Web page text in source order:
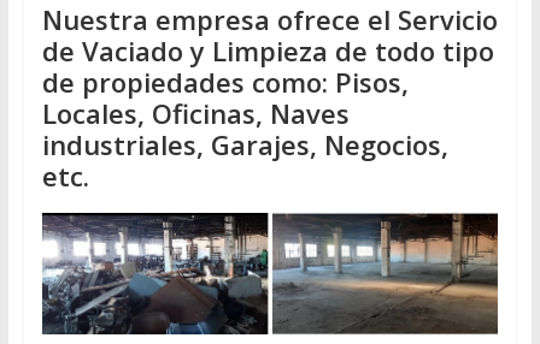
Nuestra empresa ofrece el Servicio
de Vaciado y Limpieza de todo tipo
de propiedades como: Pisos,
Locales, Oficinas, Naves
industriales, Garajes, Negocios,
etc.